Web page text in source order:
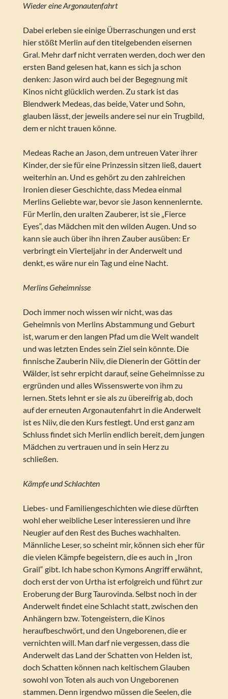
Wieder eine Argonautenfahrt
Dabei erleben sie einige Überraschungen und erst
hier stößt Merlin auf den titelgebenden eisernen
Gral. Mehr darf nicht verraten werden, doch wer den
ersten Band gelesen hat, kann es sich ja schon
denken: Jason wird auch bei der Begegnung mit
Kinos nicht glücklich werden. Zu stark ist das
Blendwerk Medeas, das beide, Vater und Sohn,
glauben lässt, der jeweils andere sei nur ein Trugbild,
dem er nicht trauen könne.
Medeas Rache an Jason, dem untreuen Vater ihrer
Kinder, der sie für eine Prinzessin sitzen ließ, dauert
weiterhin an. Und es gehört zu den zahlreichen
Ironien dieser Geschichte, dass Medea einmal
Merlins Geliebte war, bevor sie Jason kennenlernte.
Für Merlin, den uralten Zauberer, ist sie „Fierce
Eyes“, das Mädchen mit den wilden Augen. Und so
kann sie auch über ihn ihren Zauber ausüben: Er
verbringt ein Vierteljahr in der Anderwelt und
denkt, es wäre nur ein Tag und eine Nacht.
Merlins Geheimnisse
Doch immer noch wissen wir nicht, was das
Geheimnis von Merlins Abstammung und Geburt
ist, warum er den langen Pfad um die Welt wandelt
und was letzten Endes sein Ziel sein könnte. Die
finnische Zauberin Niiv, die Dienerin der Göttin der
Wälder, ist sehr erpicht darauf, seine Geheimnisse zu
ergründen und alles Wissenswerte von ihm zu
lernen. Stets lehnt er sie als zu übereifrig ab, doch
auf der erneuten Argonautenfahrt in die Anderwelt
ist es Niiv, die den Kurs festlegt. Und erst ganz am
Schluss findet sich Merlin endlich bereit, dem jungen
Mädchen zu vertrauen und in sein Herz zu
schließen.
Kämpfe und Schlachten
Liebes- und Familiengeschichten wie diese dürften
wohl eher weibliche Leser interessieren und ihre
Neugier auf den Rest des Buches wachhalten.
Männliche Leser, so scheint mir, können sich eher für
die vielen Kämpfe begeistern, die es auch in „Iron
Grail“ gibt. Ich habe schon Kymons Angriff erwähnt,
doch erst der von Urtha ist erfolgreich und führt zur
Eroberung der Burg Taurovinda. Selbst noch in der
Anderwelt findet eine Schlacht statt, zwischen den
Anhängern bzw. Totengeistern, die Kinos
heraufbeschwört, und den Ungeborenen, die er
vernichten will. Man darf nie vergessen, dass die
Anderwelt das Land der Schatten von Helden ist,
doch Schatten können nach keltischem Glauben
sowohl von Toten als auch von Ungeborenen
stammen. Denn irgendwo müssen die Seelen, die